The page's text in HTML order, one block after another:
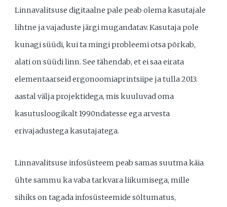
Linnavalitsuse digitaalne pale peab olema kasutajale
lihtne ja vajaduste järgi mugandatav. Kasutaja pole
kunagi süüdi, kui ta mingi probleemi otsa põrkab,
alati on süüdi linn. See tähendab, et ei saa eirata
elementaarseid ergonoomiaprintsiipe ja tulla 2013.
aastal välja projektidega, mis kuuluvad oma
kasutusloogikalt 1990ndatesse ega arvesta
erivajadustega kasutajatega.
Linnavalitsuse infosüsteem peab samas suutma käia
ühte sammu ka vaba tarkvara liikumisega, mille
sihiks on tagada infosüsteemide sõltumatus,